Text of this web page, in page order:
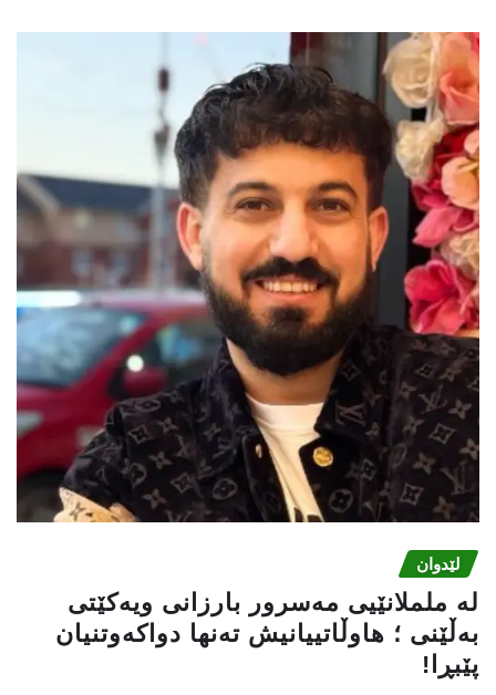
لێدوان
لە ململانێیى مەسرور بارزانی ویەکێتی
بەڵێنی ؛ هاوڵاتییانیش تەنها دواکەوتنیان
پێبڕا!